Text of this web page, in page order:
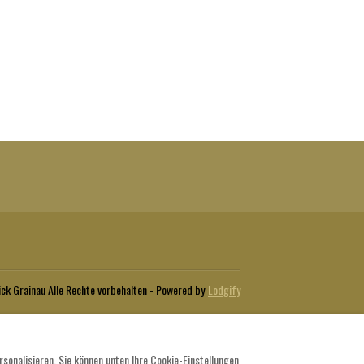
GrainauAlle Rechte vorbehalten- Powered by Lodgify
Sie können unten Ihre Cookie-Einstellungen